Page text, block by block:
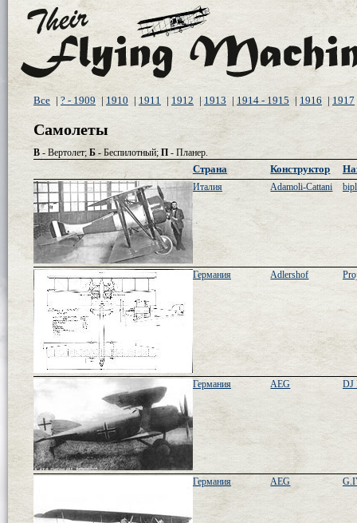
Все | ? - 1909 | 1910 | 1911 | 1912 | 1913 | 1914 - 1915 | 1916 | 1917
Самолеты
В - Вертолет; Б - Беспилотный; П - Планер.
Страна Конструктор
Италия Adamoli-Cattani
Германия Adlershof
Германия AEG DJ
Германия AEG